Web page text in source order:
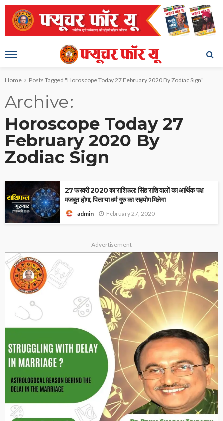
Home Posts Tagged "Horoscope Today 27 February 2020 By Zodiac Sign"
Archive
Horoscope Today 27
February 2020 By
Zodiac Sign
27 फरवरी 2020 का राशिफल: सिंह राशि वालों का आर्थिक पक्ष
मजबूत होगा, पिता या धर्म गुरु का सहयोग मिलेगा
admin February 27, 2020
- Advertisement -